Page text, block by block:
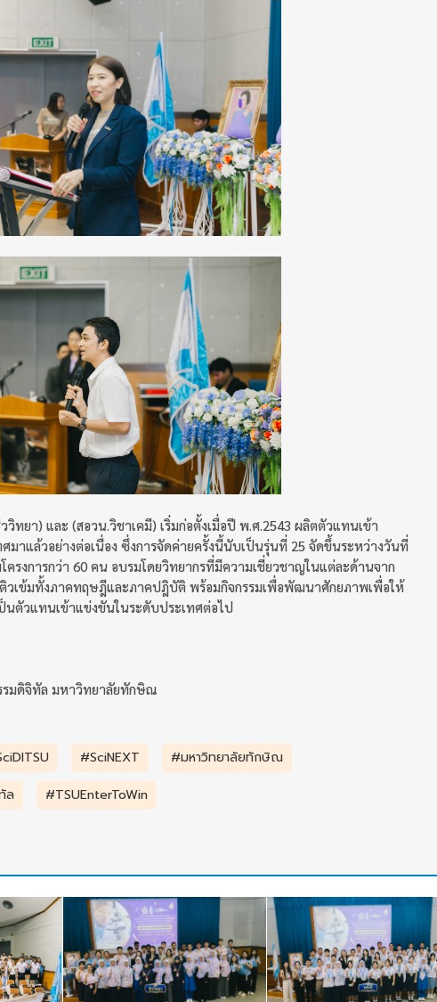
ทยา) และ (สอวน.วิชาเคมี) เริ่มก่อตั้งเมื่อปี พ.ศ.2543 ผลิตตัวแทนเข้า
มาแล้วอย่างต่อเนื่อง ซึ่งการจัดค่ายครั้งนี้นับเป็นรุ่นที่ 25 จัดขึ้นระหว่างวันที่
ครงการกว่า 60 คน อบรมโดยวิทยากรที่มีความเชี่ยวชาญในแต่ละด้านจาก
วเข้มทั้งภาคทฤษฎีและภาคปฎิบัติ พร้อมกิจกรรมเพื่อพัฒนาศักยภาพเพื่อให้
นตัวแทนเข้าแข่งขันในระดับประเทศต่อไป
รมดิจิทัล มหาวิทยาลัยทักษิณ
#SciNEXT
#มหาวิทยาลัยทักษิณ
ล
#TSUEnterToWin